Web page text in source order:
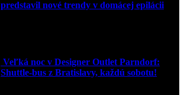
predstavil nové trendy v domácej epilácii
Veľká noc v Designer Outlet Parndorf:
Shuttle-bus z Bratislavy, každú sobotu!